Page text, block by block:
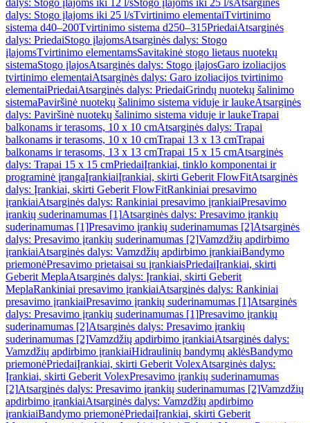
dalys: Stogo įlajoms iki 12 l/sStogo įlajoms iki 25 l/sAtsarginės
dalys: Stogo įlajoms iki 25 l/sTvirtinimo elementaiTvirtinimo
sistema d40–200Tvirtinimo sistema d250–315PriedaiAtsarginės
dalys: PriedaiStogo įlajomsAtsarginės dalys: Stogo
įlajomsTvirtinimo elementamsSavitakinė stogo lietaus nuotekų
sistemaStogo įlajosAtsarginės dalys: Stogo įlajosGaro izoliacijos
tvirtinimo elementaiAtsarginės dalys: Garo izoliacijos tvirtinimo
elementaiPriedaiAtsarginės dalys: PriedaiGrindų nuotekų šalinimo
sistemaPaviršinė nuotekų šalinimo sistema viduje ir laukeAtsarginės
dalys: Paviršinė nuotekų šalinimo sistema viduje ir laukeTrapai
balkonams ir terasoms, 10 x 10 cmAtsarginės dalys: Trapai
balkonams ir terasoms, 10 x 10 cmTrapai 13 x 13 cmTrapai
balkonams ir terasoms, 13 x 13 cmTrapai 15 x 15 cmAtsarginės
dalys: Trapai 15 x 15 cmPriedaiĮrankiai, tinklo komponentai ir
programinė įrangaĮrankiaiĮrankiai, skirti Geberit FlowFitAtsarginės
dalys: Įrankiai, skirti Geberit FlowFitRankiniai presavimo
įrankiaiAtsarginės dalys: Rankiniai presavimo įrankiaiPresavimo
įrankių suderinamumas [1]Atsarginės dalys: Presavimo įrankių
suderinamumas [1]Presavimo įrankių suderinamumas [2]Atsarginės
dalys: Presavimo įrankių suderinamumas [2]Vamzdžių apdirbimo
įrankiaiAtsarginės dalys: Vamzdžių apdirbimo įrankiaiBandymo
priemonėPresavimo prietaisai su įrankiaisPriedaiĮrankiai, skirti
Geberit MeplaAtsarginės dalys: Įrankiai, skirti Geberit
MeplaRankiniai presavimo įrankiaiAtsarginės dalys: Rankiniai
presavimo įrankiaiPresavimo įrankių suderinamumas [1]Atsarginės
dalys: Presavimo įrankių suderinamumas [1]Presavimo įrankių
suderinamumas [2]Atsarginės dalys: Presavimo įrankių
suderinamumas [2]Vamzdžių apdirbimo įrankiaiAtsarginės dalys:
Vamzdžių apdirbimo įrankiaiHidraulinių bandymų aklėsBandymo
priemonėPriedaiĮrankiai, skirti Geberit VolexAtsarginės dalys:
Įrankiai, skirti Geberit VolexPresavimo įrankių suderinamumas
[2]Atsarginės dalys: Presavimo įrankių suderinamumas [2]Vamzdžių
apdirbimo įrankiaiAtsarginės dalys: Vamzdžių apdirbimo
įrankiaiBandymo priemonėPriedaiĮrankiai, skirti Geberit